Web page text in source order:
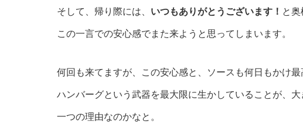
そして、帰り際には、 いつもありがとうございます！ と奥
この一言での安心感でまた来ようと思ってしまいます。
何回も来てますが、この安心感と、ソースも何日もかけ
ハンバーグという武器を最大限に生かしていることが、
一つの理由なのかなと。